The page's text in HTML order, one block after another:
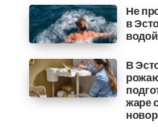
Не
в
В
жаре